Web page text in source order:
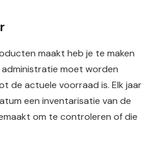
maakt heb je te maken
moet worden
de actuele voorraad is. Elk jaar
een inventarisatie van de
om te controleren of die